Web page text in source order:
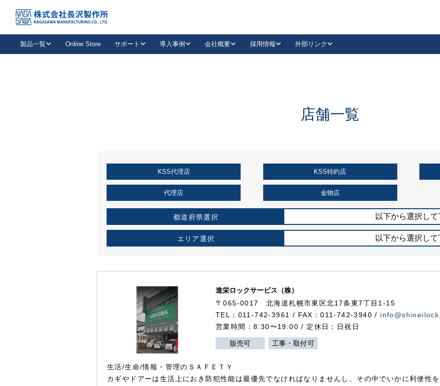
製品一覧
抗ウイルス・抗菌製品
キーレックスを品番からお探しいただけます。
Online Store サポート
取扱店情報
お役立ち情報
導入事例
企業様採用事例
会社概要 採用情報 外部リンク
LinkedIn
KSS加盟店・取扱店情報
店舗一覧
店舗一覧
KSS代理店 KSS特約店
代理店 金物店
都道府県選択 以下から選択し
エリア選択 以下から選択し
進栄ロックサービス（株）
〒065-0017 北海道札幌市東区北17条東7丁目1-15
TEL：011-742-3961 / FAX：011-742-3940 /
営業時間：8:30〜19:00 / 定休日：日祝日
販売可 工事・取付可
生活/生命/情報・管理のＳＡＦＥＴＹ
カギやドアーは生活上におき防犯性能は最優先でなければなりませんし、その中でいかに利便性